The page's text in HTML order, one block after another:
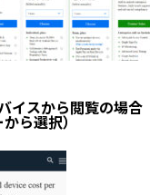
イスから閲覧の場合
ら選択）